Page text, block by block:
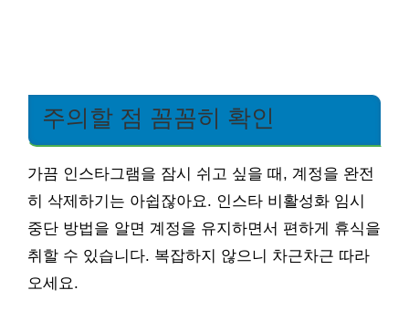
주의할 점 꼼꼼히 확인
가끔 인스타그램을 잠시 쉬고 싶을 때, 계정을 완전
히 삭제하기는 아쉽잖아요. 인스타 비활성화 임시
중단 방법을 알면 계정을 유지하면서 편하게 휴식을
취할 수 있습니다. 복잡하지 않으니 차근차근 따라
오세요.